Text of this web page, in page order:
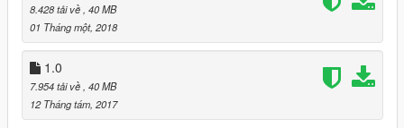
8.428 tải về , 40 MB
01 Tháng một, 2018
1.0
7.954 tải về , 40 MB
12 Tháng tám, 2017